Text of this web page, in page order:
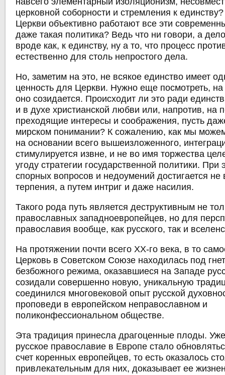
церковной соборности и стремления к
Церкви объективно работают все эти
даже такая политика? Ведь что ни говори, а
вроде как, к единству, ну а то, что процесс
естественно для столь непростого дела.
Но, заметим на это, не всякое единство имеет
ценность для Церкви. Нужно еще посмотреть,
оно созидается. Происходит ли это ради
и в духе христианской любви или, напротив, на
преходящие интересы и соображения, пусть
мирском понимании? К сожалению, как мы можем
на основании всего вышеизложенного,
стимулируется извне, и не во имя торжества
угоду стратегии государственной политики.
спорных вопросов и недоумений достигается
терпения, а путем интриг и даже насилия.
Такого рода путь является деструктивным не
православных западноевропейцев, но для
православия вообще, как русского, так и
На протяжении почти всего ХХ-го века, в то
Церковь в Советском Союзе находилась под
безбожного режима, оказавшиеся на Западе
созидали совершенно новую, уникальную
соединился многовековой опыт русской
проповеди в европейском неправославном и
поликонфессиональном обществе.
Эта традиция принесла драгоценные плоды. Уже
русское православие в Европе стало
счет коренных европейцев, то есть оказалось
привлекательным для них, доказывает ее